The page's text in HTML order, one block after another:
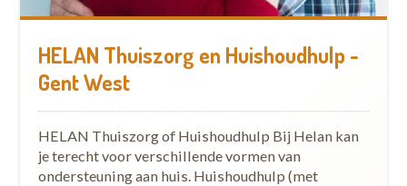
HELAN Thuiszorg en Huishoudhulp -
Gent West
HELAN Thuiszorg of Huishoudhulp Bij Helan kan
je terecht voor verschillende vormen van
ondersteuning aan huis. Huishoudhulp (met